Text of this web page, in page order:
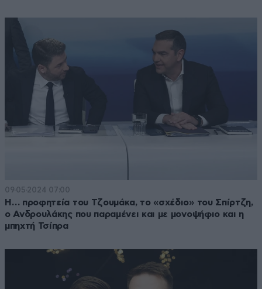
09·05·2024 07:00
Η… προφητεία του Τζουμάκα, το «σχέδιο» του Σπίρτζη,
ο Ανδρουλάκης που παραμένει και με μονοψήφιο και η
μπηχτή Τσίπρα